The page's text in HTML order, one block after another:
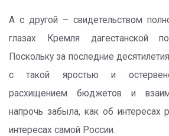
А с другой – свидетельством
глазах Кремля дагестанской
Поскольку за последние
с такой яростью и
расхищением бюджетов и
напрочь забыла, как об интересах
интересах самой России.